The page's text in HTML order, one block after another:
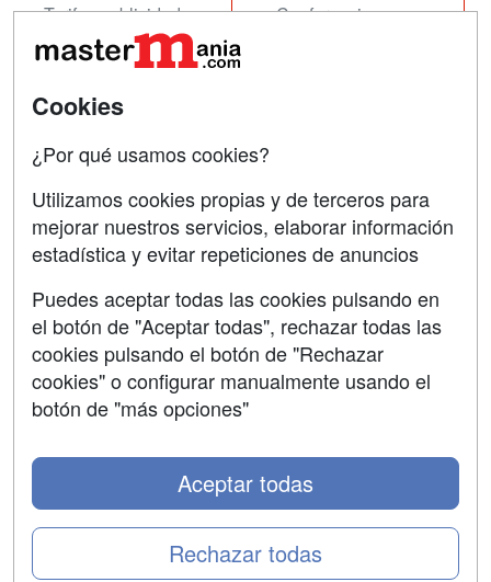
Tarifas publicidad
Acceso Usuarios
Acceso Centros
Conferencias
Contactar
Confidencialidad
Aviso legal
Copyleft
Cookies
¿Por qué usamos cookies?
Utilizamos cookies propias y de terceros para
mejorar nuestros servicios, elaborar información
estadística y evitar repeticiones de anuncios
Puedes aceptar todas las cookies pulsando en
el botón de "Aceptar todas", rechazar todas las
cookies pulsando el botón de "Rechazar
cookies" o configurar manualmente usando el
botón de "más opciones"
Rechazar todas
Aceptar todas